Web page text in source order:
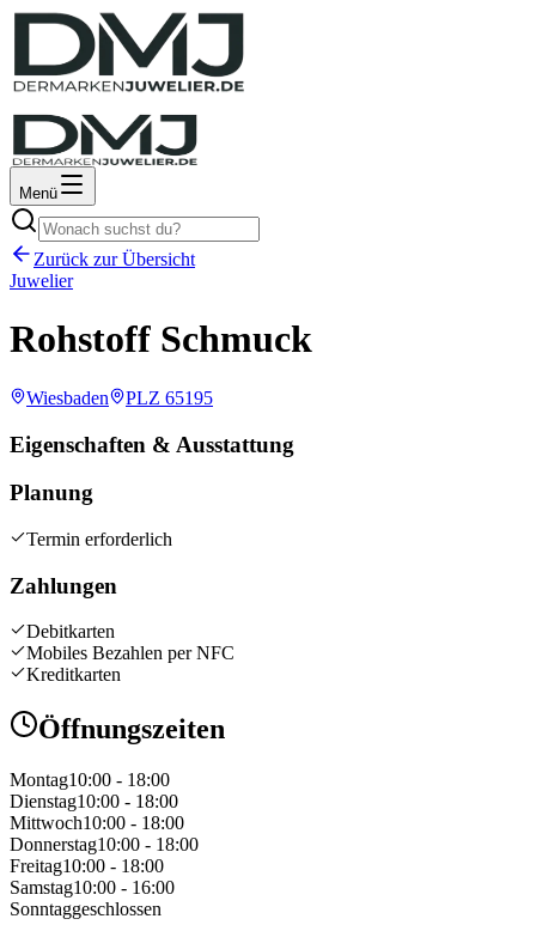
Menü
Zurück zur Übersicht
Juwelier
Rohstoff Schmuck
Wiesbaden PLZ 65195
Eigenschaften & Ausstattung
Planung
Termin erforderlich
Zahlungen
Debitkarten
Mobiles Bezahlen per NFC
Kreditkarten
Öffnungszeiten
Montag10:00 - 18:00
Dienstag10:00 - 18:00
Mittwoch10:00 - 18:00
Donnerstag10:00 - 18:00
Freitag10:00 - 18:00
Samstag10:00 - 16:00
Sonntaggeschlossen